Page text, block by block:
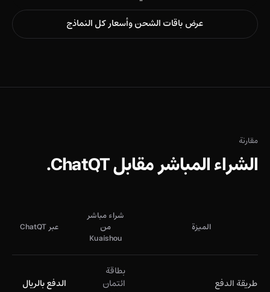
عرض باقات الشحن وأسعار كل النماذج
مقارنة
الشراء المباشر مقابل ChatQT.
الميزة
شراء مباشر
من
Kuaishou
عبر ChatQT
طريقة الدفع
بطاقة
ائتمان
الدفع بالريال